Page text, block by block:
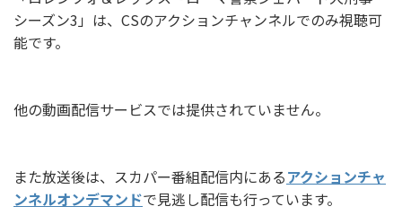
シーズン3」は、CSのアクションチャンネルでのみ視聴可
能です。
他の動画配信サービスでは提供されていません。
また放送後は、スカパー番組配信内にあるアクションチャ
ンネルオンデマンドで見逃し配信も行っています。